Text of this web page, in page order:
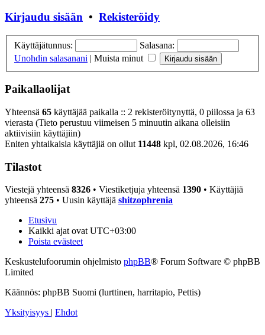
Kirjaudu sisään • Rekisteröidy
Käyttäjätunnus:
Salasana:
Unohdin salasanani | Muista minut
Paikallaolijat
Yhteensä 65 käyttäjää paikalla :: 2 rekisteröitynyttä, 0 piilossa ja 63
vierasta (Tieto perustuu viimeisen 5 minuutin aikana olleisiin
aktiivisiin käyttäjiin)
Eniten yhtaikaisia käyttäjiä on ollut 11448 kpl, 02.08.2026, 16:46
Tilastot
Viestejä yhteensä 8326 • Viestiketjuja yhteensä 1390 • Käyttäjiä
yhteensä 275 • Uusin käyttäjä shitzophrenia
Etusivu
Kaikki ajat ovat UTC+03:00
Poista evästeet
Keskustelufoorumin ohjelmisto phpBB® Forum Software © phpBB
Limited
Käännös: phpBB Suomi (lurttinen, harritapio, Pettis)
Yksityisyys | Ehdot